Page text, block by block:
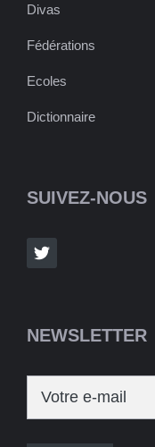
Divas
Fédérations
Ecoles
Dictionnaire
SUIVEZ-NOUS
NEWSLETTER